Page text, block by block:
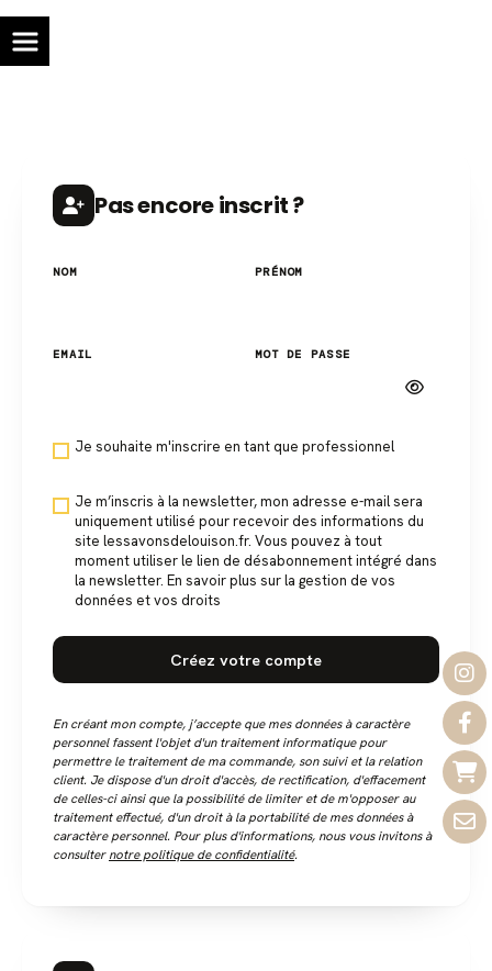
Pas encore inscrit ?
NOM PRÉNOM
EMAIL MOT DE PASSE
Je souhaite m'inscrire en tant que professionnel
Je m’inscris à la newsletter, mon adresse e-mail sera
uniquement utilisé pour recevoir des informations du
site lessavonsdelouison.fr. Vous pouvez à tout
moment utiliser le lien de désabonnement intégré dans
la newsletter. En savoir plus sur la gestion de vos
données et vos droits
Créez votre compte
En créant mon compte, j’accepte que mes données à caractère
personnel fassent l'objet d'un traitement informatique pour
permettre le traitement de ma commande, son suivi et la relation
client. Je dispose d'un droit d'accès, de rectification, d'effacement
de celles-ci ainsi que la possibilité de limiter et de m'opposer au
traitement effectué, d'un droit à la portabilité de mes données à
caractère personnel. Pour plus d'informations, nous vous invitons à
consulter notre politique de confidentialité.